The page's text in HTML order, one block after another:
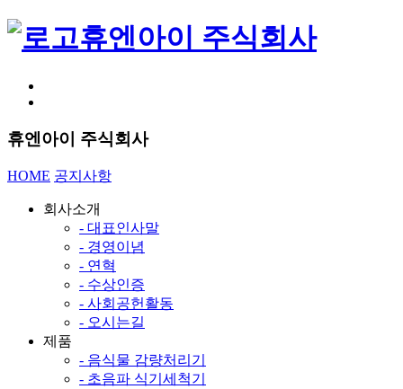
휴엔아이 주식회사
휴엔아이 주식회사
HOME 공지사항
회사소개
- 대표인사말
- 경영이념
- 연혁
- 수상인증
- 사회공헌활동
- 오시는길
제품
- 음식물 감량처리기
- 초음파 식기세척기